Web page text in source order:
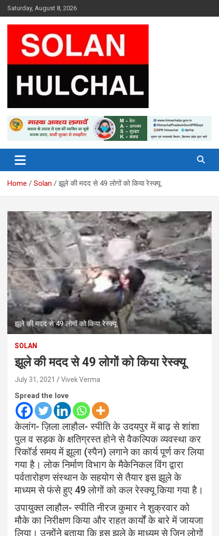
Skip
to
content
Saturday, August 8, 2026
Solan Hulchal
Home Solan झूले की मदद से 49 लोगों को किया रेस्क्यू
झूले की मदद से 49 लोगों को किया रेस्क्यू
SOLAN
झूले की मदद से 49 लोगों को किया रेस्क्यू
July 31, 2021 Vivek Verma
Spread the love
केलांग- ज़िला लाहौल- स्पीति के उदयपुर में बाढ़ से शांशा
पुल व सड़क के क्षतिग्रस्त होने से वैकल्पिक व्यवस्था कर
रिकॉर्ड समय में झूला (स्पैन) लगाने का कार्य पूर्ण कर लिया
गया है। लोक निर्माण विभाग के मैकेनिकल विंग द्वारा
पर्वतारोहण संस्थान के सहयोग से तैयार इस झूले के
माध्यम से फंसे हुए 49 लोगों को कल रेस्क्यू किया गया है।
उपायुक्त लाहौल- स्पीति नीरज कुमार ने शुक्रवार को
मौके का निरीक्षण किया और राहत कार्यों के बारे में जायजा
लिया। उन्होंने बताया कि इस झूले के माध्यम से जिन लोगों